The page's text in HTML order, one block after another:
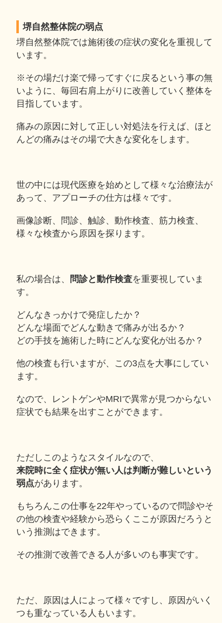
堺自然整体院の弱点
堺自然整体院では施術後の症状の変化を重視して
います。
※その場だけ楽で帰ってすぐに戻るという事の無
いように、毎回右肩上がりに改善していく整体を
目指しています。
痛みの原因に対して正しい対処法を行えば、ほと
んどの痛みはその場で大きな変化をします。
世の中には現代医療を始めとして様々な治療法が
あって、アプローチの仕方は様々です。
画像診断、問診、触診、動作検査、筋力検査、
様々な検査から原因を探ります。
私の場合は、 問診と動作検査を重要視していま
す。
どんなきっかけで発症したか？
どんな場面でどんな動きで痛みが出るか？
どの手技を施術した時にどんな変化が出るか？
他の検査も行いますが、この3点を大事にしてい
ます。
なので、レントゲンやMRIで異常が見つからない
症状でも結果を出すことができます。
ただしこのようなスタイルなので、
来院時に全く症状が無い人は判断が難しいという
弱点があります。
もちろんこの仕事を22年やっているので問診やそ
の他の検査や経験から恐らくここが原因だろうと
いう推測はできます。
その推測で改善できる人が多いのも事実です。
ただ、原因は人によって様々ですし、原因がいく
つも重なっている人もいます。